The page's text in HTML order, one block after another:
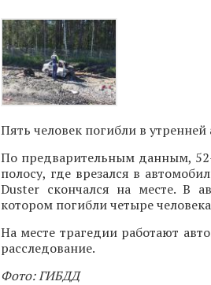
Пять человек погибли в
По предварительным данным,
полосу, где врезался в
Duster скончался на месте. В
котором погибли четыре
На месте трагедии работают
расследование.
Фото: ГИБДД